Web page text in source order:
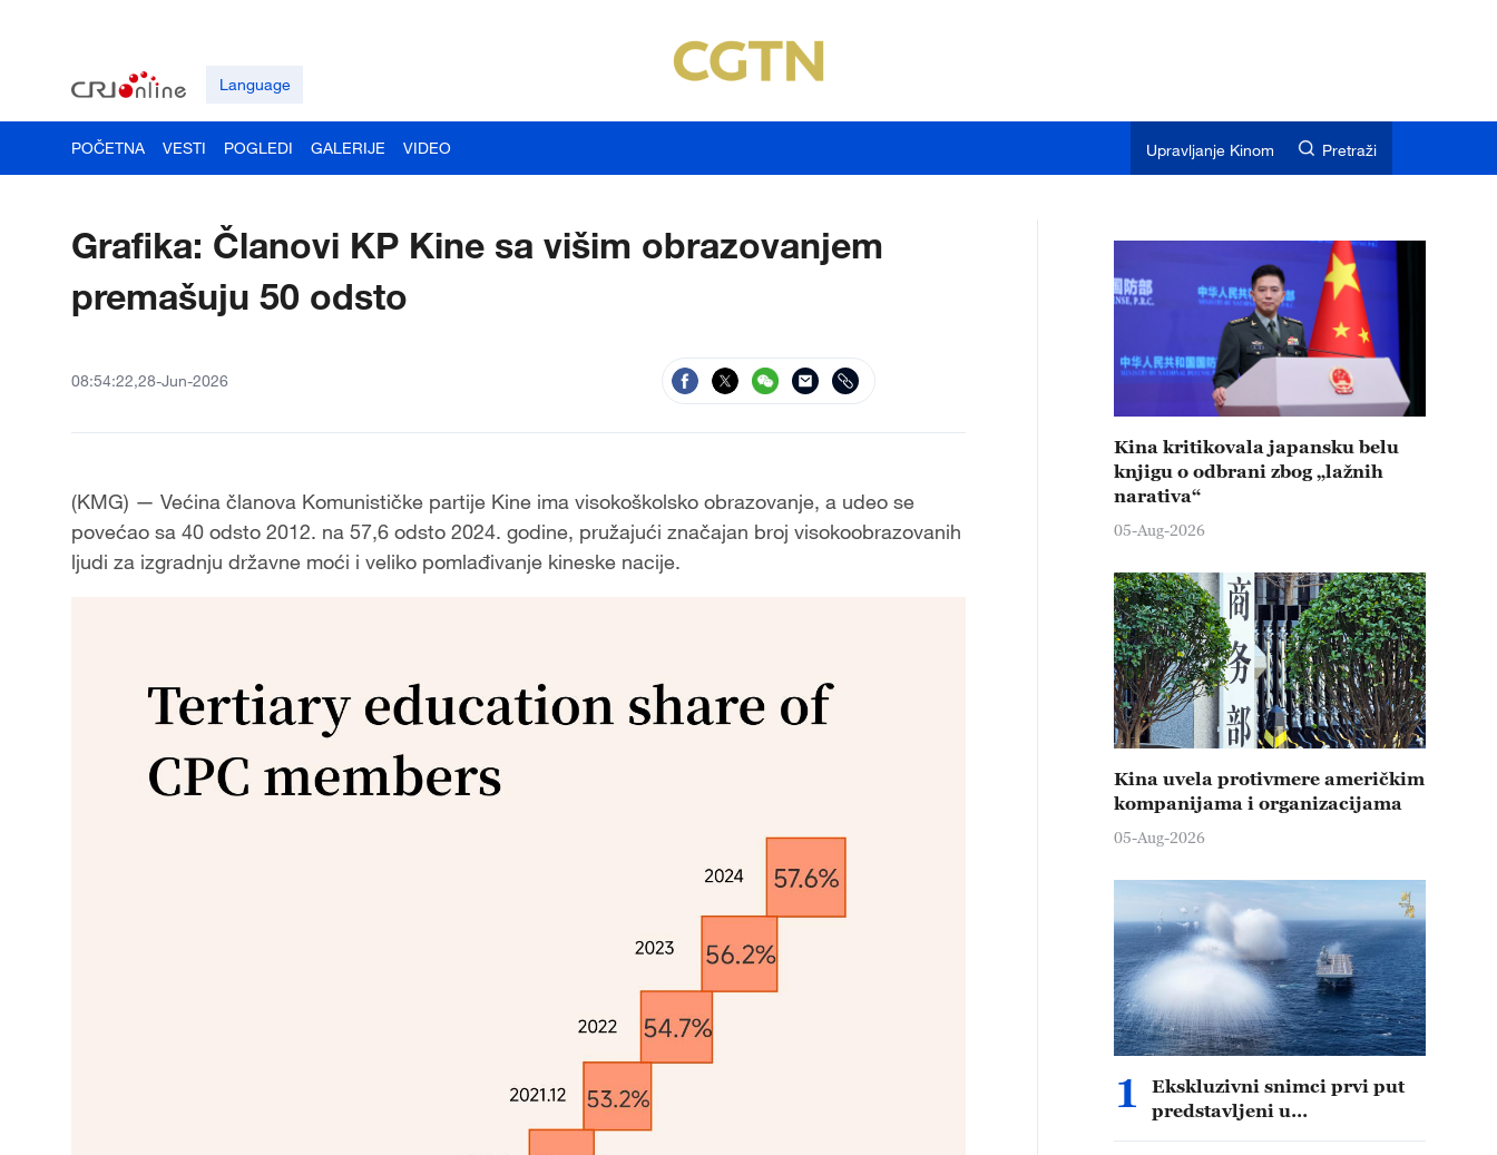
Language
POČETNA VESTI POGLEDI GALERIJE VIDEO Upravljanje Kinom Pretraži
Grafika: Članovi KP Kine sa višim obrazovanjem
premašuju 50 odsto
08:54:22,28-Jun-2026
(KMG) — Većina članova Komunističke partije Kine ima visokoškolsko obrazovanje, a udeo se
povećao sa 40 odsto 2012. na 57,6 odsto 2024. godine, pružajući značajan broj visokoobrazovanih
ljudi za izgradnju državne moći i veliko pomlađivanje kineske nacije.
Kina kritikovala japansku belu
knjigu o odbrani zbog „lažnih
narativa“
05-Aug-2026
Kina uvela protivmere američkim
kompanijama i organizacijama
05-Aug-2026
1
Ekskluzivni snimci prvi put
predstavljeni u